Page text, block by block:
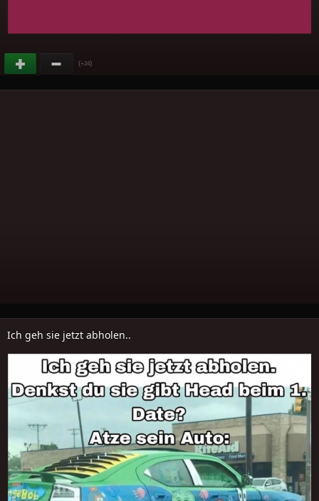
(+24)
Ich geh sie jetzt abholen..